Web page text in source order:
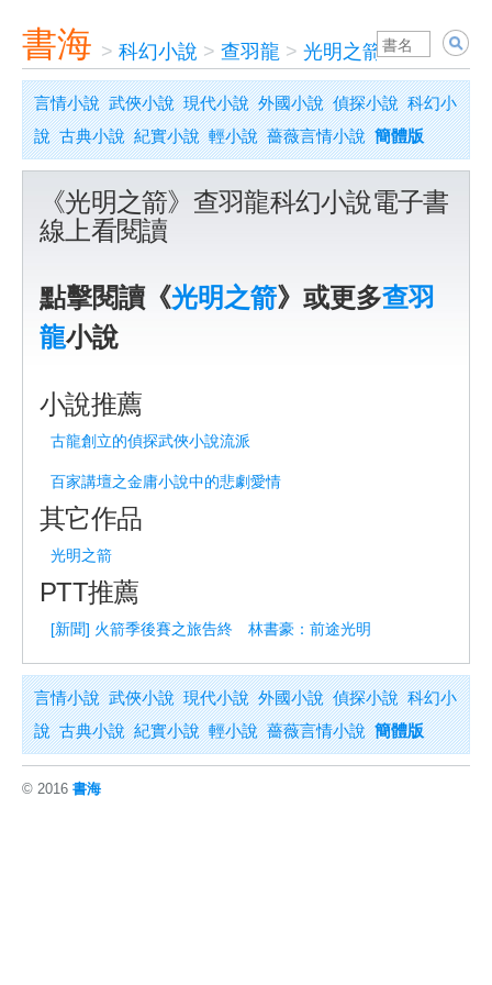
書海 > 科幻小說 > 查羽龍 > 光明之箭
言情小說 武俠小說 現代小說 外國小說 偵探小說 科幻小
說 古典小說 紀實小說 輕小說 薔薇言情小說 簡體版
《光明之箭》查羽龍科幻小說電子書
線上看閱讀
點擊閱讀《光明之箭》或更多查羽
龍小說
小說推薦
古龍創立的偵探武俠小說流派
百家講壇之金庸小說中的悲劇愛情
其它作品
光明之箭
PTT推薦
[新聞] 火箭季後賽之旅告終 林書豪：前途光明
言情小說 武俠小說 現代小說 外國小說 偵探小說 科幻小
說 古典小說 紀實小說 輕小說 薔薇言情小說 簡體版
© 2016 書海